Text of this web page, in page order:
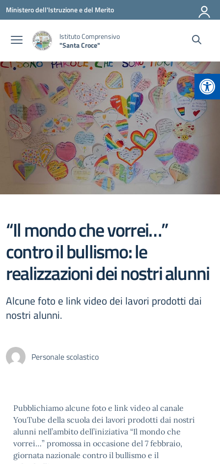
Vai ai contenuti
Vai al menu di navigazione
Vai al footer
Ministero dell'Istruzione e del Merito
Istituto Comprensivo
"Santa Croce"
“Il mondo che vorrei…”
contro il bullismo: le
realizzazioni dei nostri alunni
Alcune foto e link video dei lavori prodotti dai
nostri alunni.
Personale scolastico
Pubblichiamo alcune foto e link video al canale
YouTube della scuola dei lavori prodotti dai nostri
alunni nell’ambito dell’iniziativa “Il mondo che
vorrei…” promossa in occasione del 7 febbraio,
giornata nazionale contro il bullismo e il